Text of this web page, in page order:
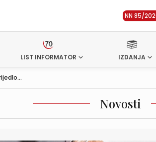
NN 85/
LIST INFORMATOR IZDANJA
Novosti